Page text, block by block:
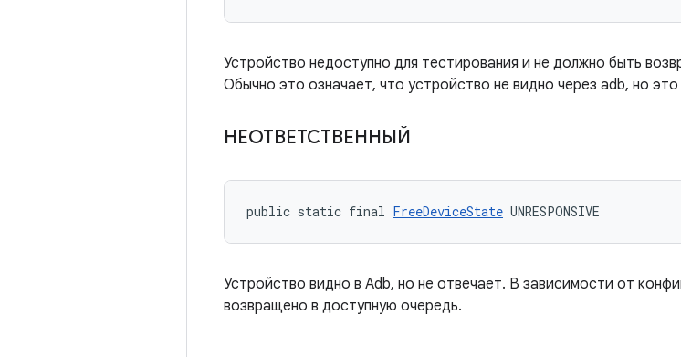
Устройство недоступно для тестирования и не должно быть
Обычно это означает, что устройство не видно через adb, но это
НЕОТВЕТСТВЕННЫЙ
public static final FreeDeviceState UNRESPONSIVE
Устройство видно в Adb, но не отвечает. В зависимости от
возвращено в доступную очередь.